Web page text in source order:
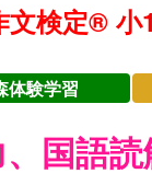
検定® 小
体験学習
国語